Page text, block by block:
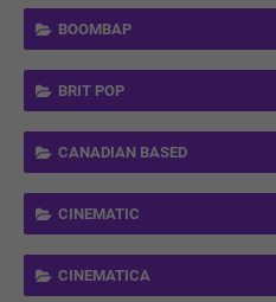
BOOMBAP
BRIT POP
CANADIAN BASED
CINEMATIC
CINEMATICA